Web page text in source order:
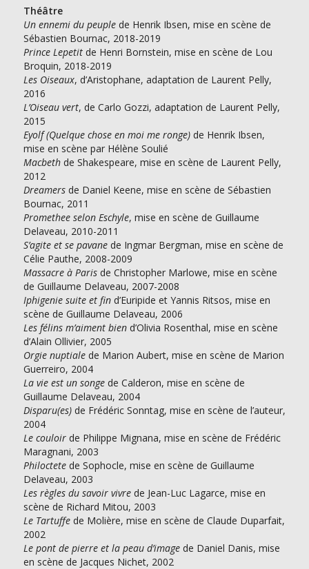
Théâtre
Un ennemi du peuple de Henrik Ibsen, mise en scène de
Sébastien Bournac, 2018-2019
Prince Lepetit de Henri Bornstein, mise en scène de Lou
Broquin, 2018-2019
Les Oiseaux, d’Aristophane, adaptation de Laurent Pelly,
2016
L’Oiseau vert, de Carlo Gozzi, adaptation de Laurent Pelly,
2015
Eyolf (Quelque chose en moi me ronge)de Henrik Ibsen,
mise en scène par Hélène Soulié
Macbethde Shakespeare, mise en scène de Laurent Pelly,
2012
Dreamersde Daniel Keene, mise en scène de Sébastien
Bournac, 2011
Promethee selon Eschyle, mise en scène de Guillaume
Delaveau, 2010-2011
S’agite et se pavanede Ingmar Bergman, mise en scène de
Célie Pauthe, 2008-2009
Massacre à Parisde Christopher Marlowe, mise en scène
de Guillaume Delaveau, 2007-2008
Iphigenie suite et find’Euripide et Yannis Ritsos, mise en
scène de Guillaume Delaveau, 2006
Les félins m’aiment biend’Olivia Rosenthal, mise en scène
d’Alain Ollivier, 2005
Orgie nuptialede Marion Aubert, mise en scène de Marion
Guerreiro, 2004
La vie est un songede Calderon, mise en scène de
Guillaume Delaveau, 2004
Disparu(es)de Frédéric Sonntag, mise en scène de l’auteur,
2004
Le couloirde Philippe Mignana, mise en scène de Frédéric
Maragnani, 2003
Philoctetede Sophocle, mise en scène de Guillaume
Delaveau, 2003
Les règles du savoir vivrede Jean-Luc Lagarce, mise en
scène de Richard Mitou, 2003
Le Tartuffede Molière, mise en scène de Claude Duparfait,
2002
Le pont de pierre et la peau d’imagede Daniel Danis, mise
en scène de Jacques Nichet, 2002